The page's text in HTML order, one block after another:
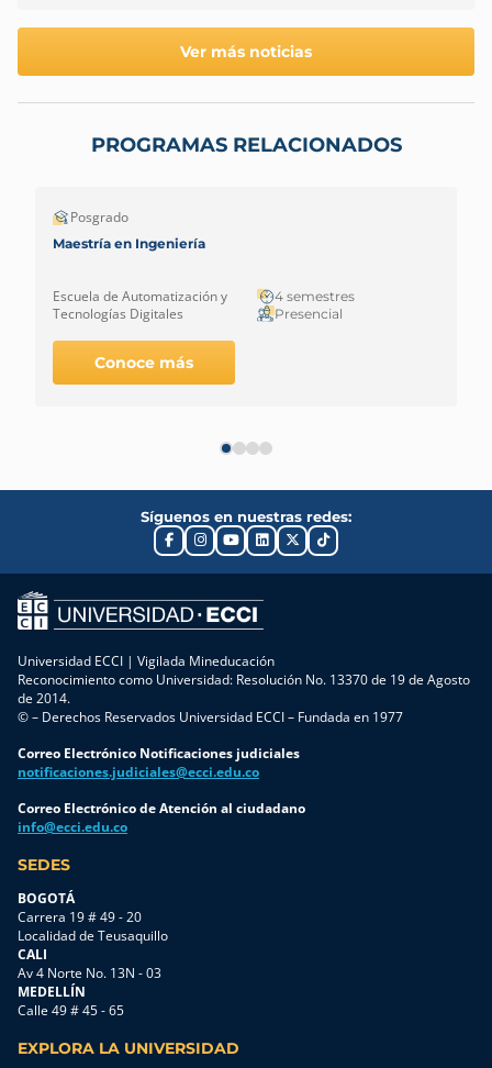
Ver más noticias
PROGRAMAS RELACIONADOS
Posgrado
Maestría en Ingeniería
Escuela de Automatización y
Tecnologías Digitales
4 semestres
Presencial
Conoce más
Síguenos en nuestras redes:
Universidad ECCI | Vigilada Mineducación
Reconocimiento como Universidad: Resolución No. 13370 de 19 de Agosto
de 2014.
© – Derechos Reservados Universidad ECCI – Fundada en 1977
Correo Electrónico Notificaciones judiciales
notificaciones.judiciales@ecci.edu.co
Correo Electrónico de Atención al ciudadano
info@ecci.edu.co
SEDES
BOGOTÁ
Carrera 19 # 49 - 20
Localidad de Teusaquillo
CALI
Av 4 Norte No. 13N - 03
MEDELLÍN
Calle 49 # 45 - 65
EXPLORA LA UNIVERSIDAD